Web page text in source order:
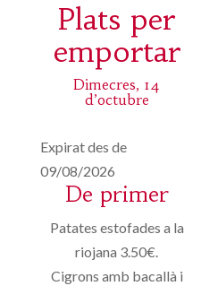
Plats per
emportar
Dimecres, 14
d’octubre
Expirat des de
09/08/2026
De primer
Patates estofades a la
riojana 3.50€.
Cigrons amb bacallà i